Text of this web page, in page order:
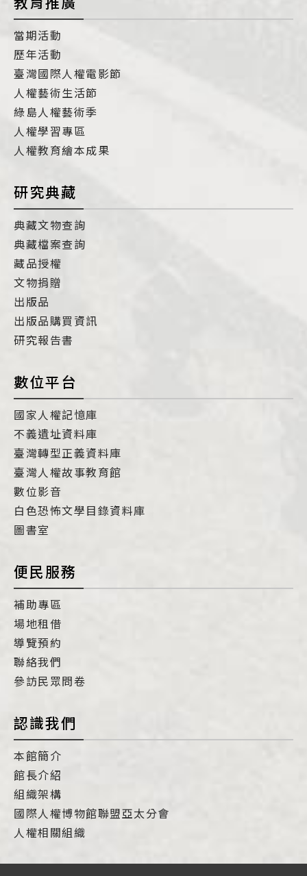
當期活動
歷年活動
臺灣國際人權電影節
人權藝術生活節
綠島人權藝術季
人權學習專區
人權教育繪本成果
研究典藏
典藏文物查詢
典藏檔案查詢
藏品授權
文物捐贈
出版品
出版品購買資訊
研究報告書
數位平台
國家人權記憶庫
不義遺址資料庫
臺灣轉型正義資料庫
臺灣人權故事教育館
數位影音
白色恐怖文學目錄資料庫
圖書室
便民服務
補助專區
場地租借
導覽預約
聯絡我們
參訪民眾問卷
認識我們
本館簡介
館長介紹
組織架構
國際人權博物館聯盟亞太分會
人權相關組織